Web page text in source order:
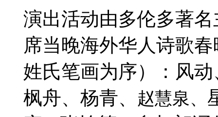
演出活动由多伦多著
席当晚海外华人诗歌
姓氏笔画为序）：风
枫舟、杨青、 赵慧泉、